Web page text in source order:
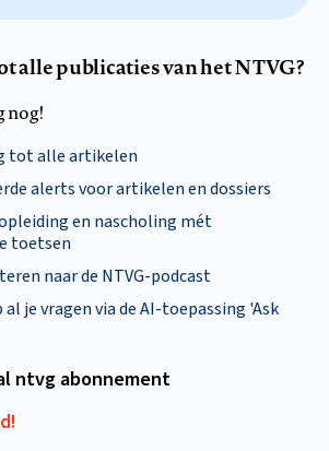
alle publicaties van het NTVG?
nog!
tot alle artikelen
alerts voor artikelen en dossiers
en nascholing mét
toetsen
naar de NTVG-podcast
je vragen via de AI-toepassing 'Ask
ntvg abonnement